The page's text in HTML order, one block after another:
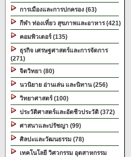
การเมืองและการปกครอง (63)
กีฬา ท่องเที่ยว สุขภาพและอาหาร (421)
คอมพิวเตอร์ (135)
ธุรกิจ เศรษฐศาสตร์และการจัดการ
(271)
จิตวิทยา (80)
นวนิยาย อ่านเล่น และนิทาน (256)
วิทยาศาสตร์ (100)
ประวัติศาสตร์และอัตชีวประวัติ (372)
ศาสนาและปรัชญา (99)
ศิลปะและวัฒนธรรม (78)
เทคโนโลยี วิศวกรรม อุตสาหกรรม